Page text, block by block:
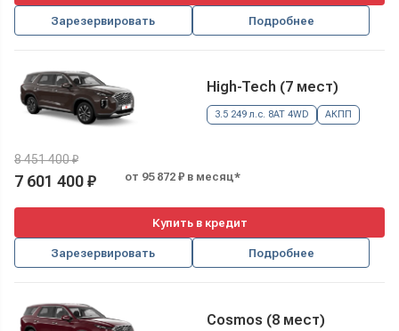
Зарезервировать Подробнее
High-Tech (7 мест)
3.5 249 л.с. 8AT 4WD АКПП
8 451 400 ₽
7 601 400 ₽ от 95 872 ₽ в месяц*
Купить в кредит
Зарезервировать Подробнее
Cosmos (8 мест)